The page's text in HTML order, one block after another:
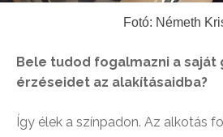
Fotó: Németh
Bele tudod fogalmazni a saját
érzéseidet az alakításaidba?
Így élek a színpadon. Az alkotás